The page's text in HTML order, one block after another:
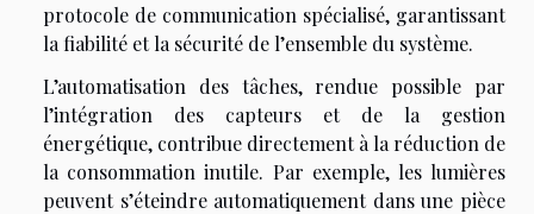
protocole de communication spécialisé, garantissant
la fiabilité et la sécurité de l’ensemble du système.
L’automatisation des tâches, rendue possible par
l’intégration des capteurs et de la gestion
énergétique, contribue directement à la réduction de
la consommation inutile. Par exemple, les lumières
peuvent s’éteindre automatiquement dans une pièce